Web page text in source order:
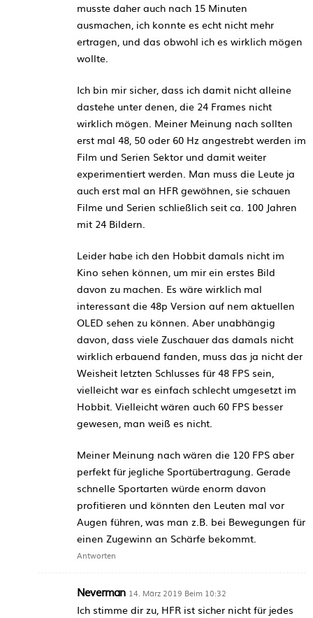
musste daher auch nach 15 Minuten
ausmachen, ich konnte es echt nicht mehr
ertragen, und das obwohl ich es wirklich mögen
wollte.
Ich bin mir sicher, dass ich damit nicht alleine
dastehe unter denen, die 24 Frames nicht
wirklich mögen. Meiner Meinung nach sollten
erst mal 48, 50 oder 60 Hz angestrebt werden im
Film und Serien Sektor und damit weiter
experimentiert werden. Man muss die Leute ja
auch erst mal an HFR gewöhnen, sie schauen
Filme und Serien schließlich seit ca. 100 Jahren
mit 24 Bildern.
Leider habe ich den Hobbit damals nicht im
Kino sehen können, um mir ein erstes Bild
davon zu machen. Es wäre wirklich mal
interessant die 48p Version auf nem aktuellen
OLED sehen zu können. Aber unabhängig
davon, dass viele Zuschauer das damals nicht
wirklich erbauend fanden, muss das ja nicht der
Weisheit letzten Schlusses für 48 FPS sein,
vielleicht war es einfach schlecht umgesetzt im
Hobbit. Vielleicht wären auch 60 FPS besser
gewesen, man weiß es nicht.
Meiner Meinung nach wären die 120 FPS aber
perfekt für jegliche Sportübertragung. Gerade
schnelle Sportarten würde enorm davon
profitieren und könnten den Leuten mal vor
Augen führen, was man z.B. bei Bewegungen für
einen Zugewinn an Schärfe bekommt.
Antworten
Neverman 14. März 2019 Beim 10:32
Ich stimme dir zu, HFR ist sicher nicht für jedes